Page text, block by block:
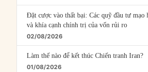
Đặt cược vào thất bại: Các quỹ đầu tư mạo
và khía cạnh chính trị của vốn rủi ro
02/08/2026
Làm thế nào để kết thúc Chiến tranh Iran?
01/08/2026